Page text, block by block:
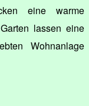
eine warme
lassen eine
Wohnanlage